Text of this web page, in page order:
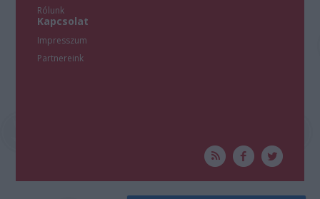
Rólunk
Kapcsolat
Impresszum
Partnereink